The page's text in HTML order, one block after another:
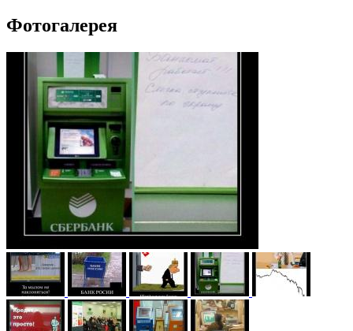
Фотогалерея